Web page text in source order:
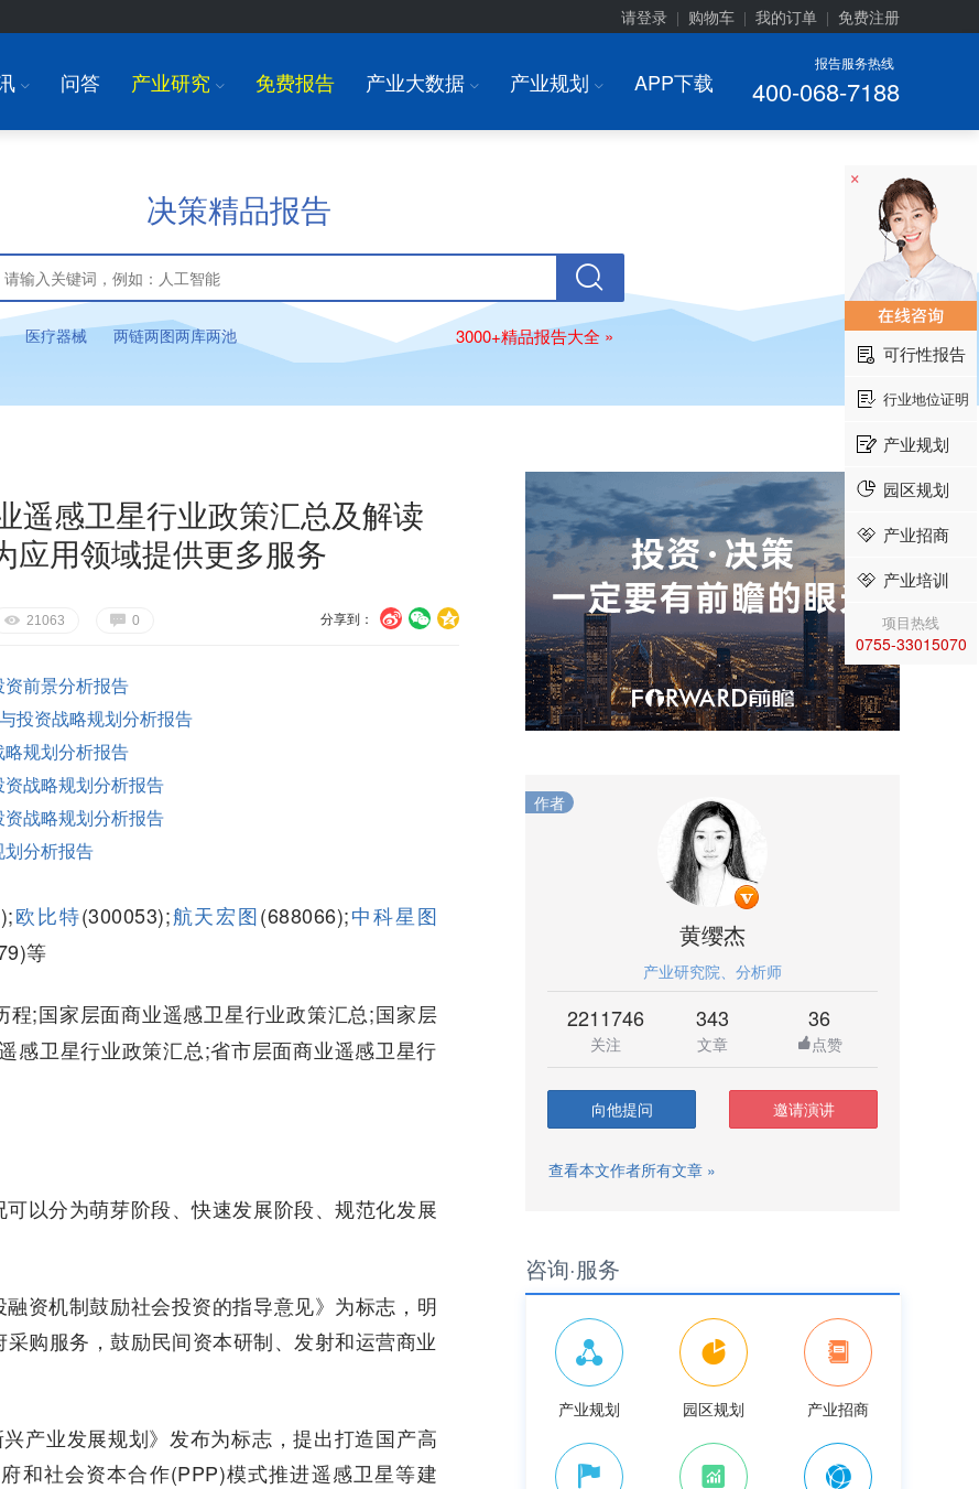
请登录 购物车 我的订单 免费注册
报告服务热线
400-068-7188
I 问答 产业研究 I 免费报告 产业大数据 I 产业规划 I APP下载
决策精品报告
医疗器械 两链两图两库两池 3000+精品报告大全 »
遥感卫星行业政策汇总及解读
应用领域提供更多服务
U V c
分享到：
E 21063 G 0
前景分析报告
投资战略规划分析报告
规划分析报告
战略规划分析报告
战略规划分析报告
分析报告
欧比特(300053);航天宏图(688066);中科星图
等
程;国家层面商业遥感卫星行业政策汇总;国家层
感卫星行业政策汇总;省市层面商业遥感卫星行
以分为萌芽阶段、快速发展阶段、规范化发展
资机制鼓励社会投资的指导意见》为标志，明
购服务，鼓励民间资本研制、发射和运营商业
产业发展规划》发布为标志，提出打造国产高
和社会资本合作(PPP)模式推进遥感卫星等建
作者
黄缨杰
产业研究院、分析师
2211746
关注
343
文章
36
点赞
向他提问 邀请演讲
查看本文作者所有文章 »
咨询·服务
产业规划 园区规划 产业招商
×
可行性报告
行业地位证明
产业规划
园区规划
产业招商
产业培训
项目热线
0755-33015070